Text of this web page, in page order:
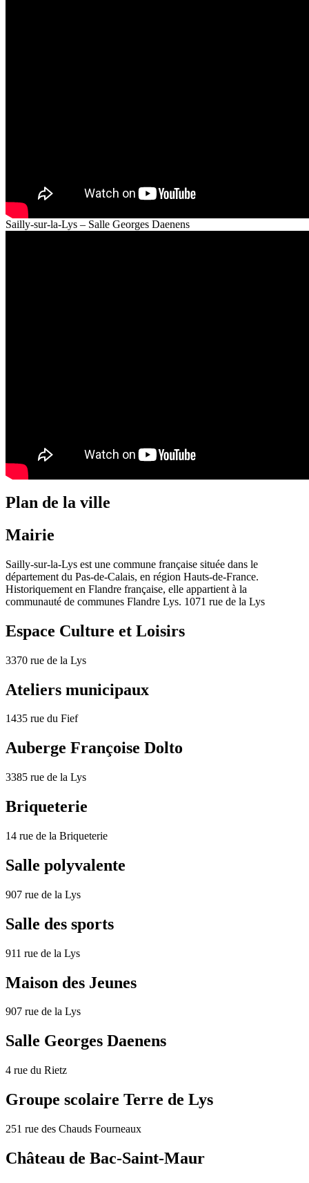
Sailly-sur-la-Lys – Salle Georges Daenens
Plan de la ville
Mairie
Sailly-sur-la-Lys est une commune française située dans le
département du Pas-de-Calais, en région Hauts-de-France.
Historiquement en Flandre française, elle appartient à la
communauté de communes Flandre Lys. 1071 rue de la Lys
Espace Culture et Loisirs
3370 rue de la Lys
Ateliers municipaux
1435 rue du Fief
Auberge Françoise Dolto
3385 rue de la Lys
Briqueterie
14 rue de la Briqueterie
Salle polyvalente
907 rue de la Lys
Salle des sports
911 rue de la Lys
Maison des Jeunes
907 rue de la Lys
Salle Georges Daenens
4 rue du Rietz
Groupe scolaire Terre de Lys
251 rue des Chauds Fourneaux
Château de Bac-Saint-Maur